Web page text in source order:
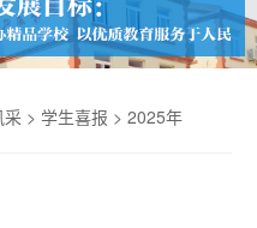
采> 学生喜报 > 2025年